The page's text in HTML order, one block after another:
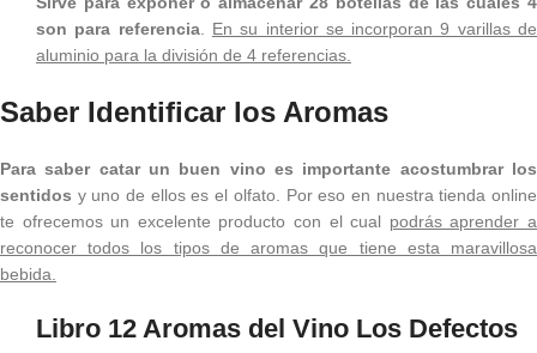
son para referencia. En su interior se incorporan 9 varillas de
aluminio para la división de 4 referencias.
Saber Identificar los Aromas
Para saber catar un buen vino es importante acostumbrar los
sentidos y uno de ellos es el olfato. Por eso en nuestra tienda online
te ofrecemos un excelente producto con el cual podrás aprender a
reconocer todos los tipos de aromas que tiene esta maravillosa
bebida.
Libro 12 Aromas del Vino Los Defectos